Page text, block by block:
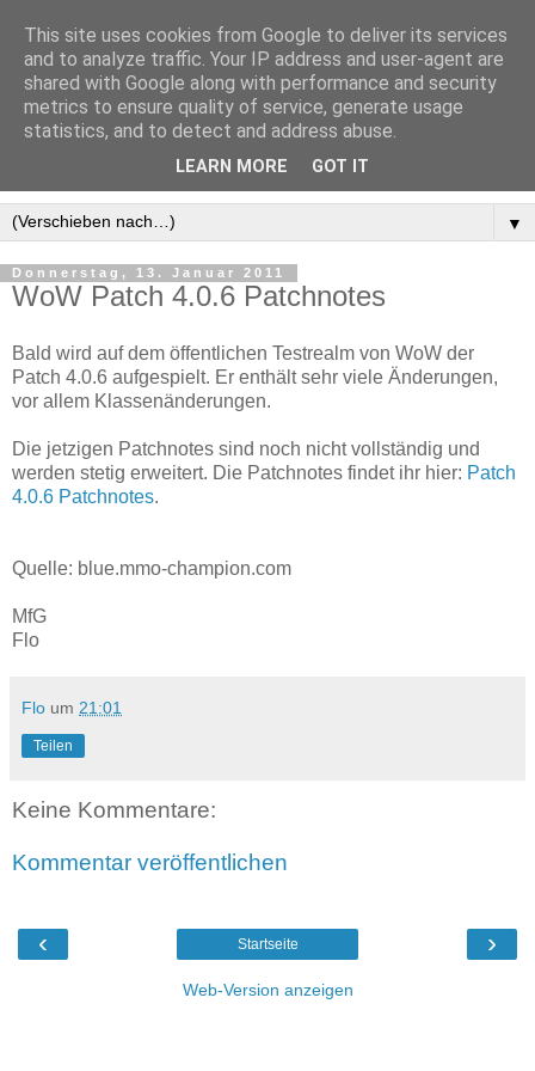
▼
Donnerstag, 13. Januar 2011
WoW Patch 4.0.6 Patchnotes
Bald wird auf dem öffentlichen Testrealm von WoW der
Patch 4.0.6 aufgespielt. Er enthält sehr viele Änderungen,
vor allem Klassenänderungen.
Die jetzigen Patchnotes sind noch nicht vollständig und
werden stetig erweitert. Die Patchnotes findet ihr hier: Patch
4.0.6 Patchnotes.
Quelle: blue.mmo-champion.com
MfG
Flo
Flo um 21:01
Teilen
Keine Kommentare:
Kommentar veröffentlichen
‹ ›
Startseite
Web-Version anzeigen
This site uses cookies from Google to deliver its services
and to analyze traffic. Your IP address and user-agent are
shared with Google along with performance and security
metrics to ensure quality of service, generate usage
statistics, and to detect and address abuse.
LEARN MORE GOT IT